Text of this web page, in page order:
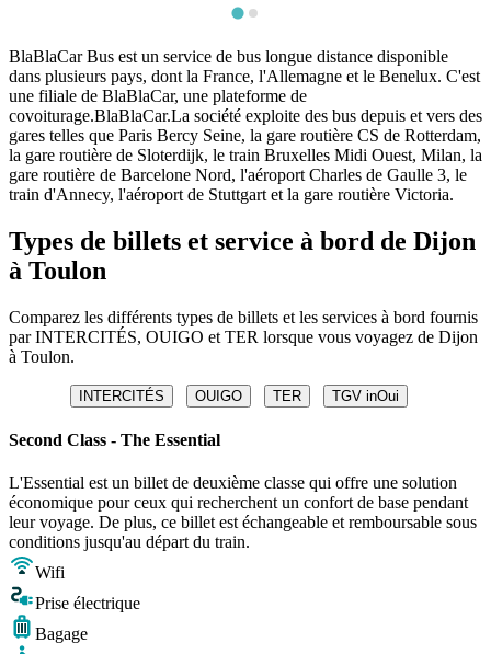
BlaBlaCar Bus est un service de bus longue distance disponible
dans plusieurs pays, dont la France, l'Allemagne et le Benelux. C'est
une filiale de BlaBlaCar, une plateforme de
covoiturage.BlaBlaCar.La société exploite des bus depuis et vers des
gares telles que Paris Bercy Seine, la gare routière CS de Rotterdam,
la gare routière de Sloterdijk, le train Bruxelles Midi Ouest, Milan, la
gare routière de Barcelone Nord, l'aéroport Charles de Gaulle 3, le
train d'Annecy, l'aéroport de Stuttgart et la gare routière Victoria.
Types de billets et service à bord de Dijon
à Toulon
Comparez les différents types de billets et les services à bord fournis
par INTERCITÉS, OUIGO et TER lorsque vous voyagez de Dijon
à Toulon.
INTERCITÉS OUIGO TER TGV inOui
Second Class - The Essential
L'Essential est un billet de deuxième classe qui offre une solution
économique pour ceux qui recherchent un confort de base pendant
leur voyage. De plus, ce billet est échangeable et remboursable sous
conditions jusqu'au départ du train.
Wifi
Prise électrique
Bagage